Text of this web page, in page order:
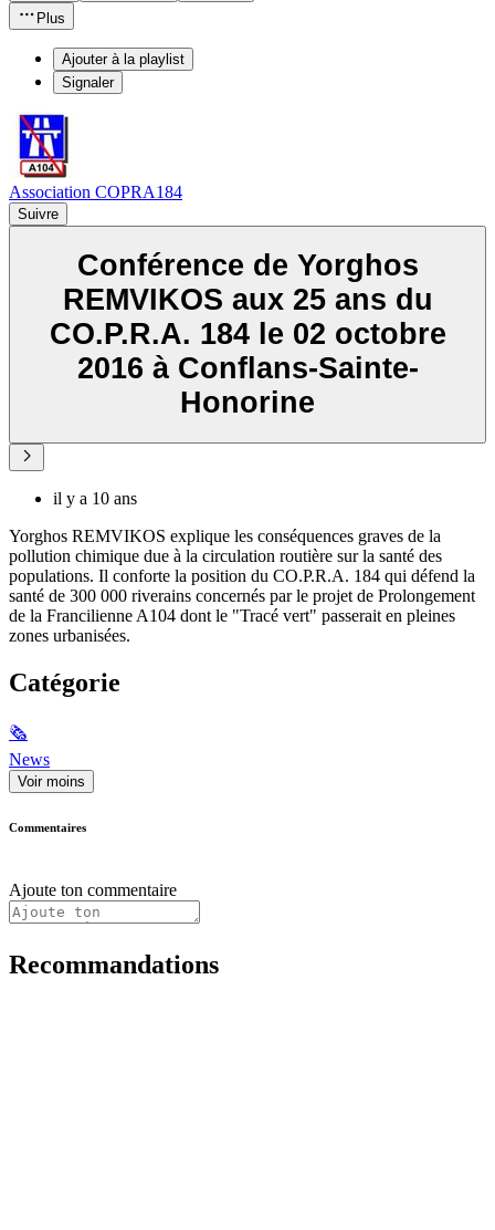
Plus
Ajouter à la playlist
Signaler
Association COPRA184
Suivre
Conférence de Yorghos
REMVIKOS aux 25 ans du
CO.P.R.A. 184 le 02 octobre
2016 à Conflans-Sainte-
Honorine
il y a 10 ans
Yorghos REMVIKOS explique les conséquences graves de la
pollution chimique due à la circulation routière sur la santé des
populations. Il conforte la position du CO.P.R.A. 184 qui défend la
santé de 300 000 riverains concernés par le projet de Prolongement
de la Francilienne A104 dont le "Tracé vert" passerait en pleines
zones urbanisées.
Catégorie
🗞
News
Voir moins
Commentaires
Ajoute ton commentaire
Recommandations